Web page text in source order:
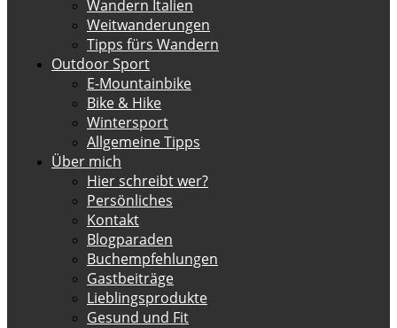
Wandern Italien
Weitwanderungen
Tipps fürs Wandern
Outdoor Sport
E-Mountainbike
Bike & Hike
Wintersport
Allgemeine Tipps
Über mich
Hier schreibt wer?
Persönliches
Kontakt
Blogparaden
Buchempfehlungen
Gastbeiträge
Lieblingsprodukte
Gesund und Fit